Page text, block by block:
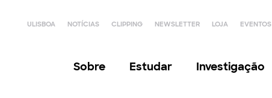
ULISBOA NOTÍCIAS CLIPPING NEWSLETTER LOJA EVENTOS
Sobre Estudar Investigação